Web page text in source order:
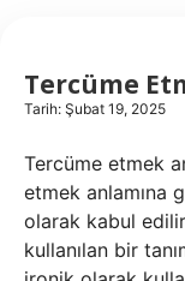
Tercüme
Tarih: Şubat 19, 2025
Tercüme etmek
etmek anlamına
olarak kabul
kullanılan bir